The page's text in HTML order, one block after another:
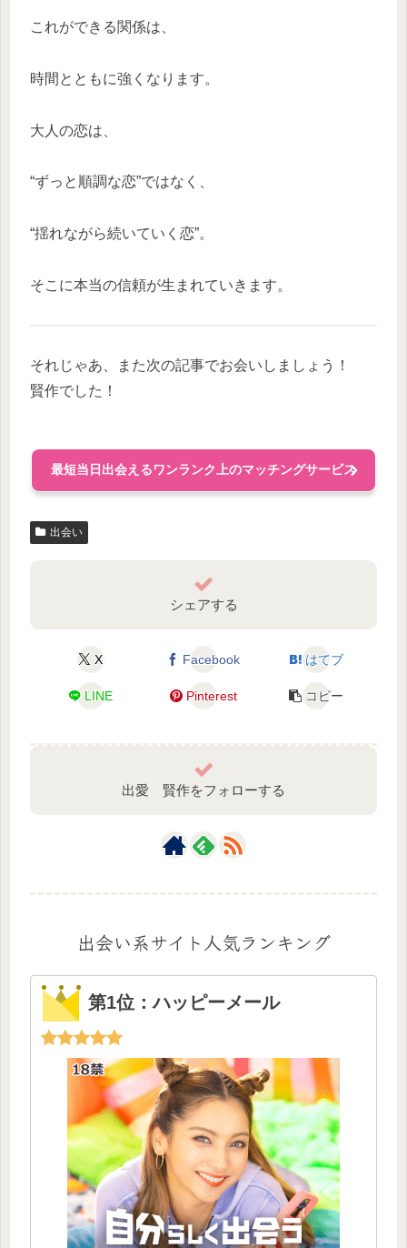
これができる関係は、
時間とともに強くなります。
大人の恋は、
“ずっと順調な恋”ではなく、
“揺れながら続いていく恋”。
そこに本当の信頼が生まれていきます。
それじゃあ、また次の記事でお会いしましょう！
賢作でした！
最短当日出会えるワンランク上のマッチングサービス
出会い
シェアする
X Facebook はてブ
LINE Pinterest コピー
出愛 賢作をフォローする
出会い系サイト人気ランキング
第1位：ハッピーメール